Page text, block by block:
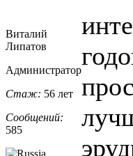
Виталий
Липатов
Администратор
Стаж: 56 лет
Сообщений:
585